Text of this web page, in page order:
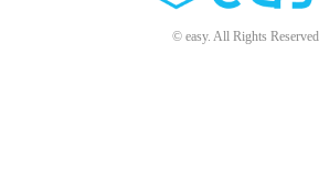
© easy. All Rights Reserved.